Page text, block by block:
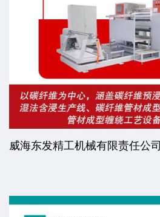
威海东发精工机械有限责任公司